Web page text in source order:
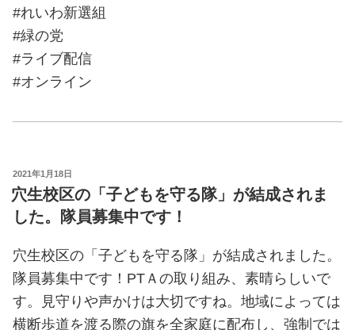
#れいわ新選組
#緑の党
#ライブ配信
#オンライン
投
稿
日:
2021年1月18日
穴生校区の「子どもを守る隊」が結成されま
した。隊員募集中です！
穴生校区の「子どもを守る隊」が結成されました。
隊員募集中です！PTＡの取り組み、素晴らしいで
す。見守りや声かけは大切ですね。地域によっては
横断歩道を渡る際の旗を全家庭に配布し、強制では